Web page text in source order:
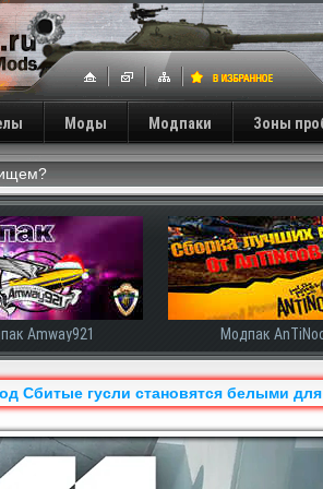
Моды Модпаки Зоны
Amway921 Модпак
Сбитые гусли становятся белыми